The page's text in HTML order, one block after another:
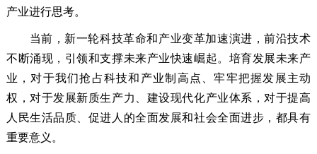
产业进行思考。
当前，新一轮科技革命和产业变革加速演进，前沿技术
不断涌现，引领和支撑未来产业快速崛起。培育发展未来产
业，对于我们抢占科技和产业制高点、牢牢把握发展主动
权，对于发展新质生产力、建设现代化产业体系，对于提高
人民生活品质、促进人的全面发展和社会全面进步，都具有
重要意义。